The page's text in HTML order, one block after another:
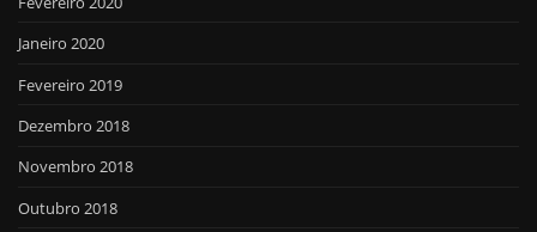
Janeiro 2020
Fevereiro 2019
Dezembro 2018
Novembro 2018
Outubro 2018